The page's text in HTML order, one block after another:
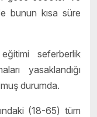
bunun kısa süre
seferberlik
yasaklandığı
durumda.
(18-65) tüm